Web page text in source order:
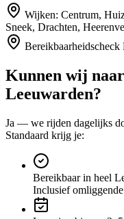
Wijken: Centrum,
Sneek, Drachten,
Bereikbaarheidscheck
Kunnen wij
Leeuwarden?
Ja — we rijden dagelijks
Standaard krijg je:
Bereikbaar in heel
Inclusief